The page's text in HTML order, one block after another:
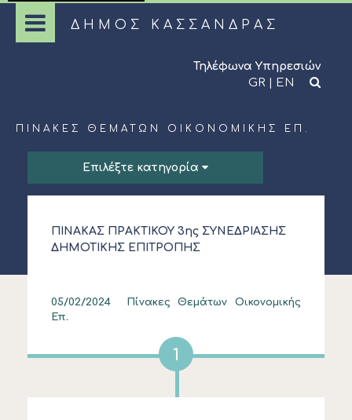
ΔΗΜΟΣ ΚΑΣΣΑΝΔΡΑΣ
Τηλέφωνα Υπηρεσιών
GR | EN
ΠΊΝΑΚΕΣ ΘΕΜΆΤΩΝ ΟΙΚΟΝΟΜΙΚΉΣ ΕΠ.
Επιλέξτε κατηγορία
ΠΙΝΑΚΑΣ ΠΡΑΚΤΙΚΟΥ 3ης ΣΥΝΕΔΡΙΑΣΗΣ
ΔΗΜΟΤΙΚΗΣ ΕΠΙΤΡΟΠΗΣ
05/02/2024
Πίνακες Θεμάτων Οικονομικής
Επ.
1